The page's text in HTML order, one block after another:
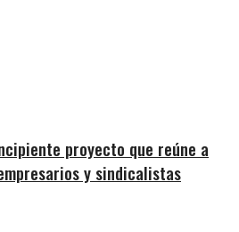
proyecto que reúne a
y sindicalistas